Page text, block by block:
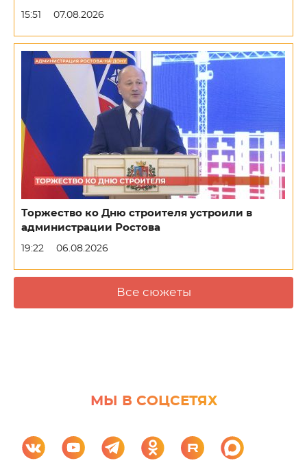
15:51 07.08.2026
Торжество ко Дню строителя устроили в
администрации Ростова
19:22 06.08.2026
Все сюжеты
МЫ В СОЦСЕТЯХ